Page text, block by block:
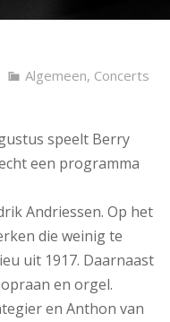
Algemeen, Concerts
speelt Berry
een programma
Andriessen. Op het
die weinig te
uit 1917. Daarnaast
en orgel.
en Anthon van